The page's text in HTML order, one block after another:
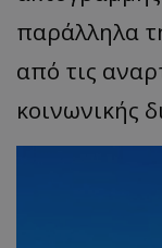
παράλληλα
από τις
κοινωνικής